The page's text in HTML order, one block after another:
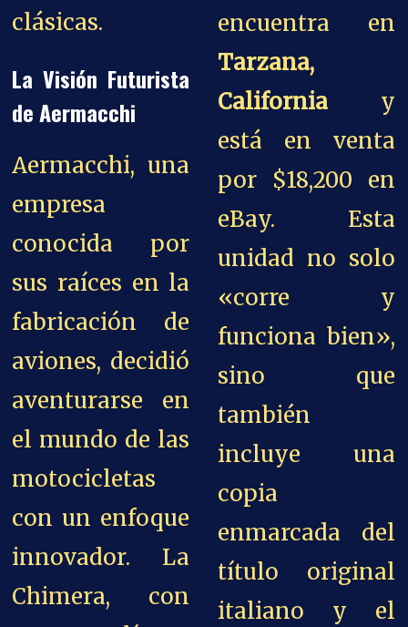
clásicas.
La Visión Futurista
de Aermacchi
Aermacchi, una
empresa
conocida por
sus raíces en la
fabricación de
aviones, decidió
aventurarse en
el mundo de las
motocicletas
con un enfoque
innovador. La
Chimera, con
encuentra en
Tarzana,
Californiay
está en venta
por $18,200 en
eBay. Esta
unidad no solo
«corre y
funciona bien»,
sino que
también
incluye una
copia
enmarcada del
título original
italiano y el